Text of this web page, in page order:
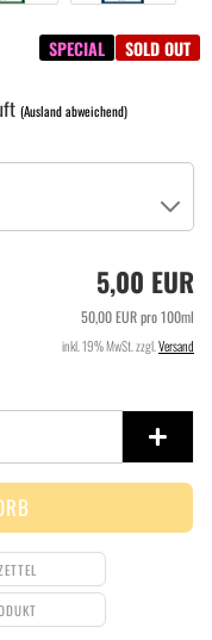
SPECIAL SOLD OUT
(Ausland abweichend)
5,00 EUR
50,00 EUR pro 100ml
inkl. 19% MwSt. zzgl. Versand